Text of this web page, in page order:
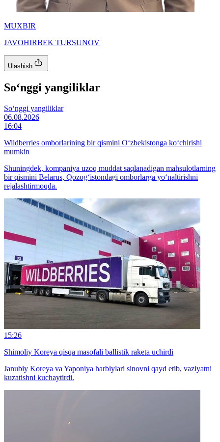
MUXBIR
JAVOHIRBEK TURSUNOV
Ulashish
So‘nggi yangiliklar
So‘nggi yangiliklar
06.08.2026
16:04
Wildberries omborlarining bir qismini O‘zbekistonga ko‘chirishi
mumkin
Shuningdek, kompaniya uzoq muddat saqlanadigan mahsulotlarning
bir qismini Belarus, Qozog‘istondagi omborlarga yo‘naltirishni
rejalashtirmoqda.
15:26
Shimoliy Koreya qisqa masofali ballistik raketa uchirdi
Janubiy Koreya va Yaponiya harbiylari sinovni qayd etib, vaziyatni
kuzatishni kuchaytirdi.